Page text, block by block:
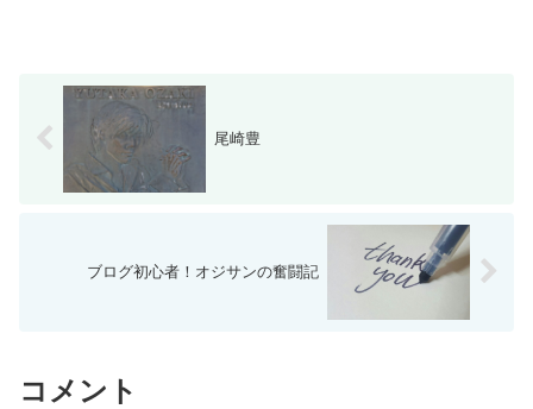
尾崎豊
ブログ初心者！オジサンの奮闘記
コメント